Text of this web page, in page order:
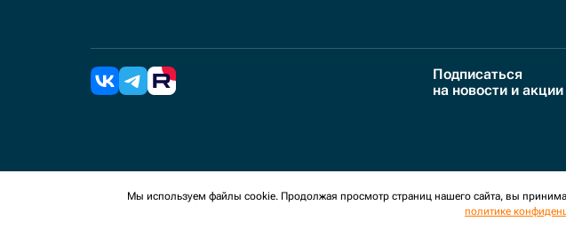
Подписаться
на новости и акции
2026 Все права защищены. Мы используем cookies для сбора обезличенных
Мы используем файлы cookie. Продолжая просмотр страниц нашего сайта, вы
политике